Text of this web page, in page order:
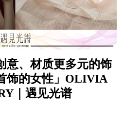
意、材质更多元的饰
饰的女性」OLIVIA
｜遇见光谱